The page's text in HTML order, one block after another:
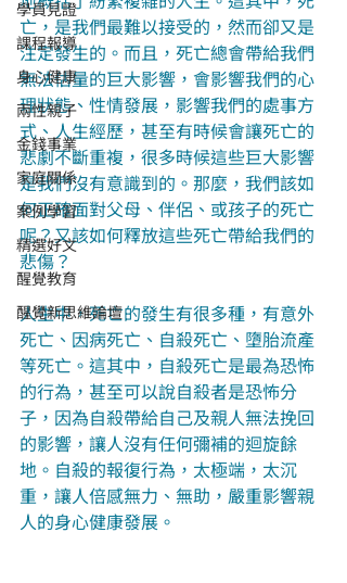
學員見證
課程報導
身心健康
兩性親子
金錢事業
家庭關係
案例學習
精選好文
醒覺教育
醒覺新思維論壇
亡，是我們最難以接受的，然而卻又是
注定發生的。而且，死亡總會帶給我們
無法估量的巨大影響，會影響我們的心
理狀態、性情發展，影響我們的處事方
式、人生經歷，甚至有時候會讓死亡的
悲劇不斷重複，很多時候這些巨大影響
是我們沒有意識到的。那麼，我們該如
何正確面對父母、伴侶、或孩子的死亡
呢？又該如何釋放這些死亡帶給我們的
悲傷？
人生中，死亡的發生有很多種，有意外
死亡、因病死亡、自殺死亡、墮胎流產
等死亡。這其中，自殺死亡是最為恐怖
的行為，甚至可以說自殺者是恐怖分
子，因為自殺帶給自己及親人無法挽回
的影響，讓人沒有任何彌補的迴旋餘
地。自殺的報復行為，太極端，太沉
重，讓人倍感無力、無助，嚴重影響親
人的身心健康發展。